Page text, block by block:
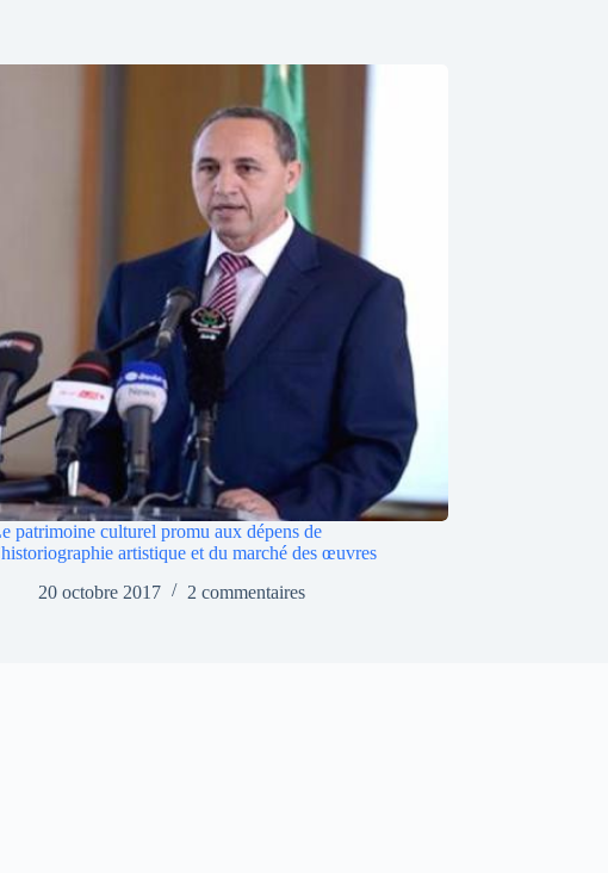
patrimoine culturel promu aux dépens de
artistique et du marché des œuvres
20 octobre 2017
2 commentaires